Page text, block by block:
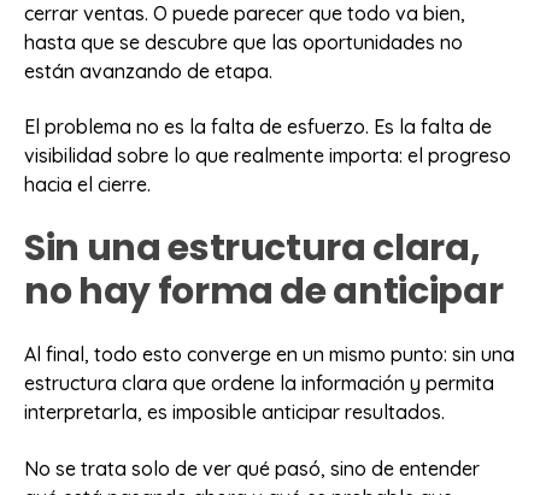
cerrar ventas. O puede parecer que todo va bien,
hasta que se descubre que las oportunidades no
están avanzando de etapa.
El problema no es la falta de esfuerzo. Es la falta de
visibilidad sobre lo que realmente importa: el progreso
hacia el cierre.
Sin una estructura clara,
no hay forma de anticipar
Al final, todo esto converge en un mismo punto: sin una
estructura clara que ordene la información y permita
interpretarla, es imposible anticipar resultados.
No se trata solo de ver qué pasó, sino de entender